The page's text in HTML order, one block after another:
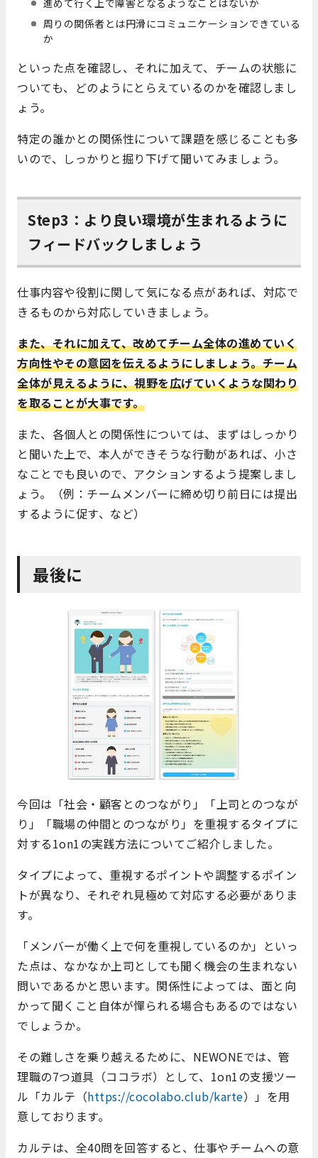
進めて行く上で障害となるようなことはないか
周りの関係者とは円滑にコミュニケーションできている
か
といった点を確認し、それに加えて、チームの状態に
ついても、どのようにとらえているのかを確認しまし
ょう。
特定の誰かとの関係性について課題を感じることも多
いので、しっかりと掘り下げて聞いてみましょう。
Step3：より良い環境が生まれるように
フィードバックしましょう
仕事内容や役割に関して気になる点があれば、対応で
きるものから対応していきましょう。
また、それに加えて、改めてチーム全体の進めていく
方向性やその意図を伝えるようにしましょう。チーム
全体が見えるように、視野を広げていくような関わり
を取ることが大事です。
また、各個人との関係性については、まずはしっかり
と聞いた上で、本人ができそうな行動があれば、小さ
なことでも良いので、アクションするよう提案しまし
ょう。（例：チームメンバーに締め切り前日には提出
するように促す、など）
最後に
今回は「社会・顧客とのつながり」「上司とのつなが
り」「職場の仲間とのつながり」を重視するタイプに
対する1on1の実践方法についてご紹介しました。
タイプによって、重視するポイントや調整するポイン
トが異なり、それぞれ見極めて対応する必要がありま
す。
「メンバーが働く上で何を重視しているのか」といっ
た点は、なかなか上司としても聞く機会の生まれない
問いであるかと思います。関係性によっては、面と向
かって聞くこと自体が憚られる場合もあるのではない
でしょうか。
その難しさを乗り越えるために、 NEWONEでは、管
理職の7つ道具（ココラボ）として、 1on1の支援ツー
ル「カルテ（https://cocolabo.club/karte）」を用
意しております。
カルテは、全40問を回答すると、仕事やチームへの意